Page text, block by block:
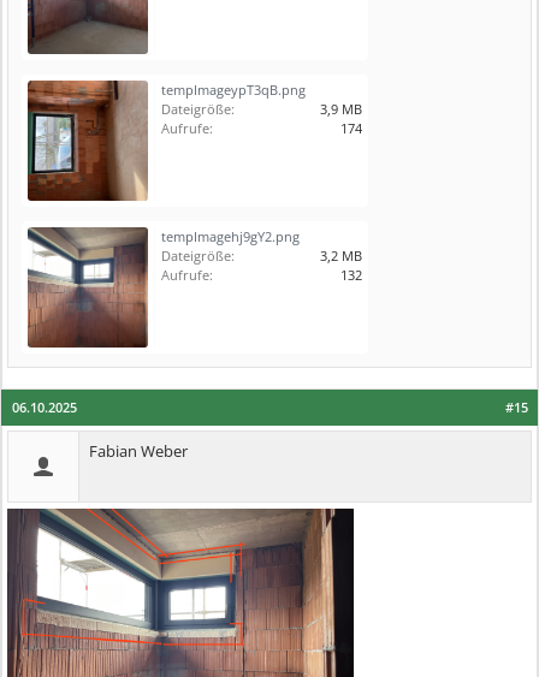
tempImageypT3qB.png
Dateigröße:
3,9 MB
Aufrufe:
174
tempImagehj9gY2.png
Dateigröße:
3,2 MB
Aufrufe:
132
#15
06.10.2025
Fabian Weber